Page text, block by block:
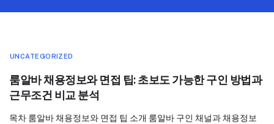
UNCATEGORIZED
룸알바 채용정보와 면접 팁: 초보도 가능한 구인 방법과
근무조건 비교 분석
목차 룸알바 채용정보와 면접 팁 소개 룸알바 구인 채널과 채용정보